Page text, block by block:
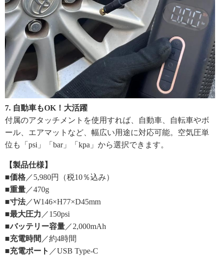
7. 自動車もOK！大活躍
付属のアタッチメントを使用すれば、自動車、自転車やボ
ール、エアマットなど、幅広い用途に対応可能。空気圧単
位も「psi」「bar」「kpa」から選択できます。
【製品仕様】
■価格 ／5,980円（税10％込み）
■重量 ／470g
■寸法／W146×H77×D45mm
■最大圧力 ／150psi
■バッテリー容量 ／2,000mAh
■充電時間 ／約4時間
■充電ポート ／USB Type-C